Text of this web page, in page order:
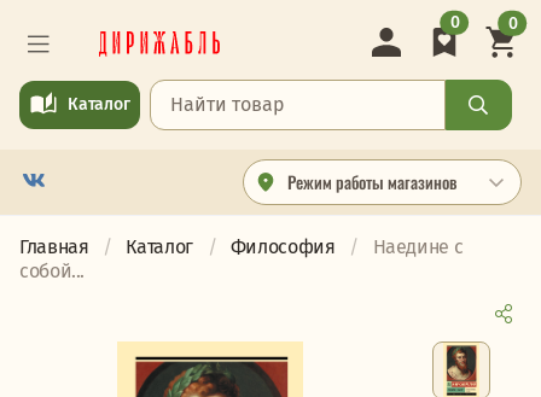
Режим работы магазинов
Каталог
0 0
Главная Каталог Философия
Наедине с
собой...